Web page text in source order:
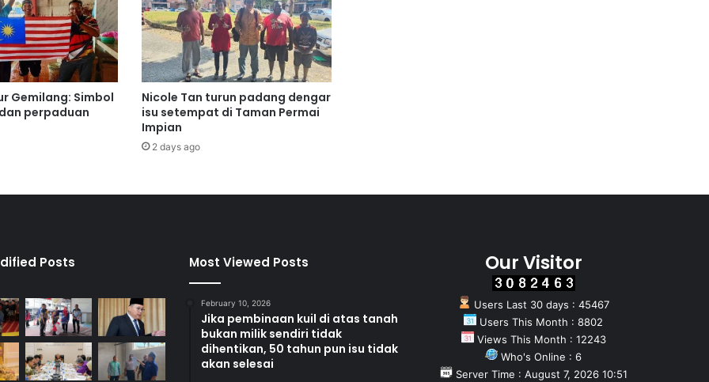
B
e
b
a
n
K
a
k
n
d
r
o
m
Gemilang: Simbol
perpaduan
Nicole Tan turun padang dengar
isu setempat di Taman Permai
Impian
2 days ago
Posts Most Viewed Posts
February 10, 2026
Jika pembinaan kuil di atas tanah
bukan milik sendiri tidak
dihentikan, 50 tahun pun isu tidak
akan selesai
Our Visitor
Users Last 30 days : 45467
Users This Month : 8802
Views This Month : 12243
Who's Online : 6
Server Time : August 7, 2026 10:51